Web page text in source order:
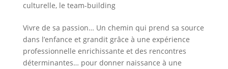
culturelle, le team-building
Vivre de sa passion… Un chemin qui prend sa source
dans l’enfance et grandit grâce à une expérience
professionnelle enrichissante et des rencontres
déterminantes… pour donner naissance à une